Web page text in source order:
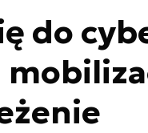
do